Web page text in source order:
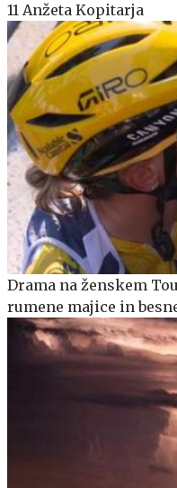
11 Anžeta Kopitarja
Drama na ženskem
rumene majice in